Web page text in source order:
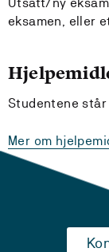
eksamen, eller
Studentene
Mer om